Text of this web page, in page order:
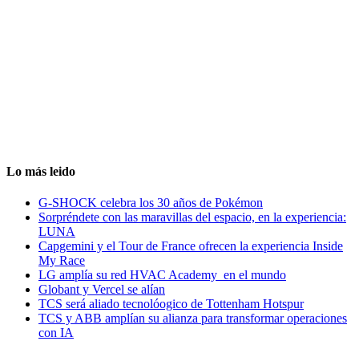
Lo más leido
G-SHOCK celebra los 30 años de Pokémon
Sorpréndete con las maravillas del espacio, en la experiencia:
LUNA
Capgemini y el Tour de France ofrecen la experiencia Inside
My Race
LG amplía su red HVAC Academy en el mundo
Globant y Vercel se alían
TCS será aliado tecnolóogico de Tottenham Hotspur
TCS y ABB amplían su alianza para transformar operaciones
con IA